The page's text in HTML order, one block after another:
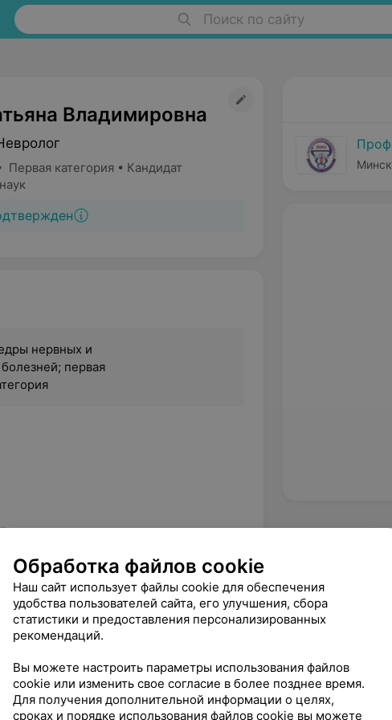
Поиск по сайту
Владимировна
категория • Кандидат
нервных и
первая
«Прогнозирование инсульта у лиц
Обработка файлов cookie
Наш сайт использует файлы cookie для обеспечения
удобства пользователей сайта, его улучшения, сбора
статистики и предоставления персонализированных
рекомендаций.
Вы можете настроить параметры использования файлов
cookie или изменить свое согласие в более позднее время.
Для получения дополнительной информации о целях,
сроках и порядке использования файлов cookie вы можете